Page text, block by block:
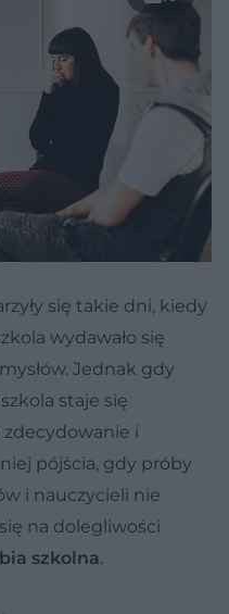
się takie dni, kiedy
wydawało się
Jednak gdy
staje się
zdecydowanie i
pójścia, gdy próby
i nauczycieli nie
na dolegliwości
szkolna.